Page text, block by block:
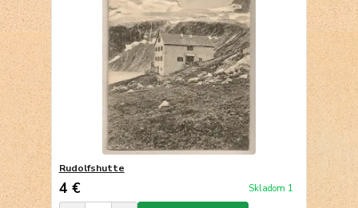
Rudolfshutte
4 € Skladom 1